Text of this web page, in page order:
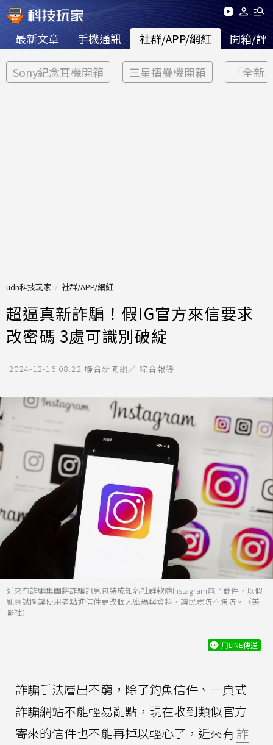
最新文章 手機通訊 社群/APP/網紅 開箱/評
Sony紀念耳機開箱 三星摺疊機開箱 「全新
udn科技玩家 社群/APP/網紅
超逼真新詐騙！假IG官方來信要求
改密碼 3處可識別破綻
2024-12-16 08:22 聯合新聞網／ 綜合報導
近來有詐騙集團將詐騙訊息包裝成知名社群軟體Instagram電子郵件，以假
亂真試圖讓使用者點進信件更改個人密碼與資料，讓民眾防不勝防。（美
聯社）
用LINE傳送
詐騙手法層出不窮，除了釣魚信件、一頁式
詐騙網站不能輕易亂點，現在收到類似官方
寄來的信件也不能再掉以輕心了，近來有詐